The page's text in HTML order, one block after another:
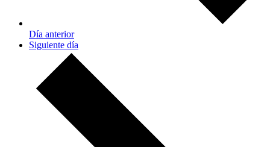
Día anterior
Siguiente día